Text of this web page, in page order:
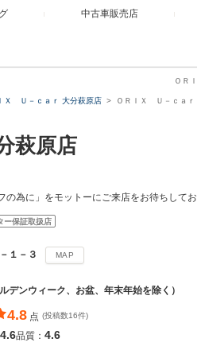
中古車販売店
ＯＲ
Ｘ Ｕ－ｃａｒ 大分萩原店 ＯＲＩＸ Ｕ－ｃａｒ
萩原店
の為に」をモットーにご来店をお待ちしてお
ー保証取扱店
１－３ MAP
デンウィーク、お盆、年末年始を除く）
4.8 点 (投稿数16件)
4.6品質： 4.6